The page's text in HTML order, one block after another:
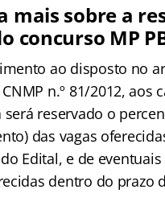
mais sobre a
concurso MP
ao disposto no
n.º 81/2012, aos
reservado o
das vagas
Edital, e de
dentro do prazo